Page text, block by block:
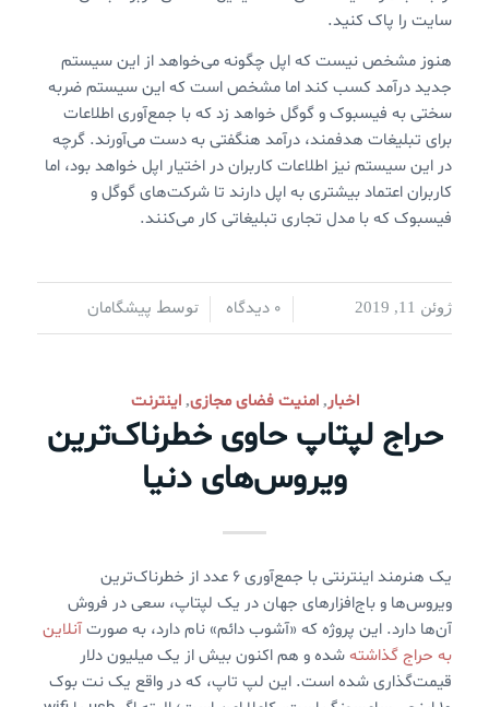
سایت را پاک کنید.
هنوز مشخص نیست که اپل چگونه می‌خواهد از این سیستم
جدید درآمد کسب کند اما مشخص است که این سیستم ضربه
سختی به فیسبوک و گوگل خواهد زد که با جمع‌آوری اطلاعات
برای تبلیغات هدفمند، درآمد هنگفتی به دست می‌آورند. گرچه
در این سیستم نیز اطلاعات کاربران در اختیار اپل خواهد بود، اما
کاربران اعتماد بیشتری به اپل دارند تا شرکت‌های گوگل و
فیسبوک که با مدل تجاری تبلیغاتی کار می‌کنند.
ژوئن 11, 2019 / 0 دیدگاه/ توسط پیشگامان
اخبار,امنیت فضای مجازی,اینترنت
حراج لپتاپ حاوی خطرناک‌ترین
ویروس‌های دنیا
یک هنرمند اینترنتی با جمع‌آوری ۶ عدد از خطرناک‌ترین
ویروس‌ها و باج‌افزارهای جهان در یک لپتاپ، سعی در فروش
آن‌ها دارد. این پروژه که «آشوب دائم» نام دارد، به صورتآنلاین
به حراج گذاشتهشده و هم اکنون بیش از یک میلیون دلار
قیمت‌گذاری شده است. این لپ تاپ، که در واقع یک نت بوک